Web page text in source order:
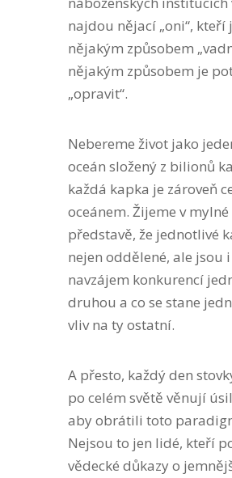
najdou nějací „oni“, kteří
nějakým způsobem
nějakým způsobem je
„opravit“.
Nebereme život jako
oceán složený z bilionů
každá kapka je zároveň
oceánem. Žijeme v mylné
představě, že jednotlivé
nejen oddělené, ale jsou i
navzájem konkurencí
druhou a co se stane
vliv na ty ostatní.
A přesto, každý den
po celém světě věnují
aby obrátili toto
Nejsou to jen lidé, kteří
vědecké důkazy o